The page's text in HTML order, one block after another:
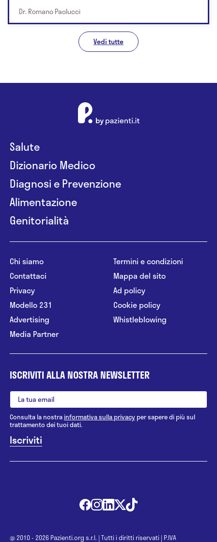
Dr. Romano Paolucci
Vedi tutte
Salute
Dizionario Medico
Diagnosi e Prevenzione
Alimentazione
Genitorialità
Chi siamo
Contattaci
Privacy
Modello 231
Advertising
Media Partner
Termini e condizioni
Mappa del sito
Ad policy
Cookie policy
Whistleblowing
ISCRIVITI ALLA NOSTRA NEWSLETTER
Consulta la nostrainformativa sulla privacy per sapere di più sul
trattamento dei tuoi dati.
@ 2010 - 2026 Pazienti.org s.r.l. | Tutti i diritti riservati | P.IVA